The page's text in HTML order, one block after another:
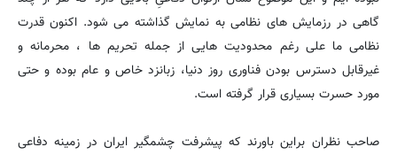
گاهی در رزمایش های نظامی به نمایش گذاشته می شود. اکنون قدرت
نظامی ما علی رغم محدودیت هایی از جمله تحریم ها ، محرمانه و
غیرقابل دسترس بودن فناوری روز دنیا، زبانزد خاص و عام بوده و حتی
مورد حسرت بسیاری قرار گرفته است.
صاحب نظران براین باورند که پیشرفت چشمگیر ایران در زمینه دفاعی